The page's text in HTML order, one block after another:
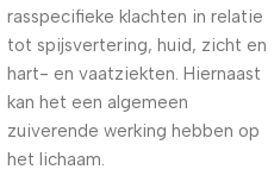
rasspecifieke klachten in relatie
tot spijsvertering, huid, zicht en
hart- en vaatziekten. Hiernaast
kan het een algemeen
zuiverende werking hebben op
het lichaam.